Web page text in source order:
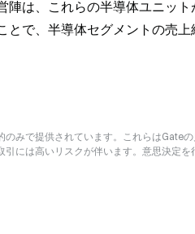
は、これらの半導体ユニッ
で、半導体セグメントの売
みで提供されています。これらはGate
には高いリスクが伴います。意思決定